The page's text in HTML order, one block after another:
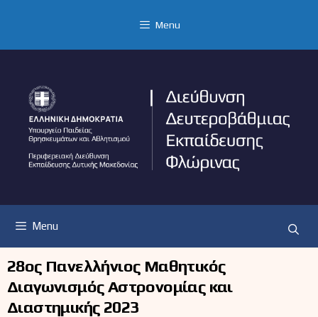
Menu
Menu
28ος Πανελλήνιος Μαθητικός
Διαγωνισμός Αστρονομίας και
Διαστημικής 2023